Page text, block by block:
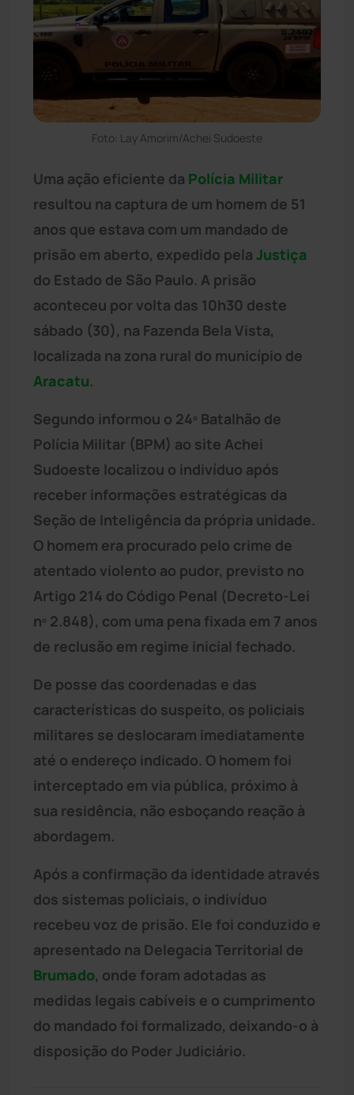
Foto: Lay Amorim/Achei Sudoeste
Uma ação eficiente da Polícia Militar
resultou na captura de um homem de 51
anos que estava com um mandado de
prisão em aberto, expedido pela Justiça
do Estado de São Paulo. A prisão
aconteceu por volta das 10h30 deste
sábado (30), na Fazenda Bela Vista,
localizada na zona rural do município de
Aracatu.
Segundo informou o 24º Batalhão de
Polícia Militar (BPM) ao site Achei
Sudoeste localizou o indivíduo após
receber informações estratégicas da
Seção de Inteligência da própria unidade.
O homem era procurado pelo crime de
atentado violento ao pudor, previsto no
Artigo 214 do Código Penal (Decreto-Lei
nº 2.848), com uma pena fixada em 7 anos
de reclusão em regime inicial fechado.
De posse das coordenadas e das
características do suspeito, os policiais
militares se deslocaram imediatamente
até o endereço indicado. O homem foi
interceptado em via pública, próximo à
sua residência, não esboçando reação à
abordagem.
Após a confirmação da identidade através
dos sistemas policiais, o indivíduo
recebeu voz de prisão. Ele foi conduzido e
apresentado na Delegacia Territorial de
Brumado, onde foram adotadas as
medidas legais cabíveis e o cumprimento
do mandado foi formalizado, deixando-o à
disposição do Poder Judiciário.